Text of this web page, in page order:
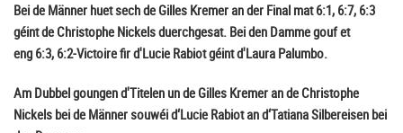
Bei de Männer huet sech de Gilles Kremer an der Final mat 6:1, 6:7, 6:3
géint de Christophe Nickels duerchgesat. Bei den Damme gouf et
eng 6:3, 6:2-Victoire fir d'Lucie Rabiot géint d'Laura Palumbo.
Am Dubbel goungen d'Titelen un de Gilles Kremer an de Christophe
Nickels bei de Männer souwéi d‘Lucie Rabiot an d‘Tatiana Silbereisen bei